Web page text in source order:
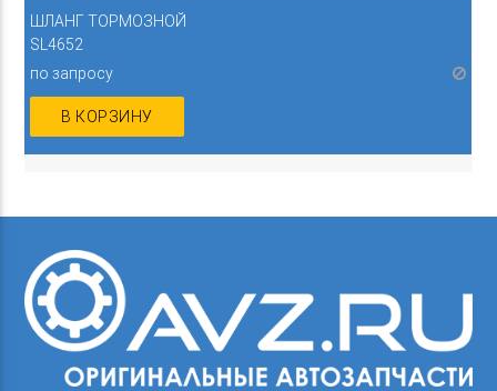
ШЛАНГ ТОРМОЗНОЙ
SL4652
по запросу
В КОРЗИНУ